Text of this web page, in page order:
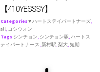
【410YESSSY】
Categories♥ ハートステイパートナーズ,
all, コシウォン
Tags シンチョン, シンチョン駅,ハートス
テイパートナース,新村駅,梨大,短期